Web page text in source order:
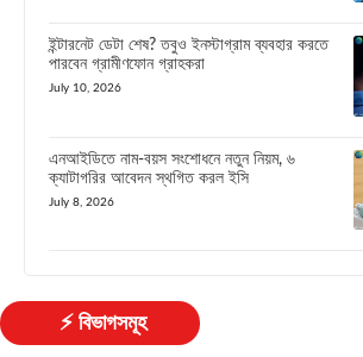
ইন্টারনেট ডেটা শেষ? তবুও ইনস্টাগ্রাম ব্যবহার করতে
পারবেন গ্রামীণফোন গ্রাহকরা
July 10, 2026
এনআইডিতে নাম-বয়স সংশোধনে নতুন নিয়ম, ৬
ক্যাটাগরির আবেদন স্থগিত করল ইসি
July 8, 2026
⚡ বিভাগসমূহ